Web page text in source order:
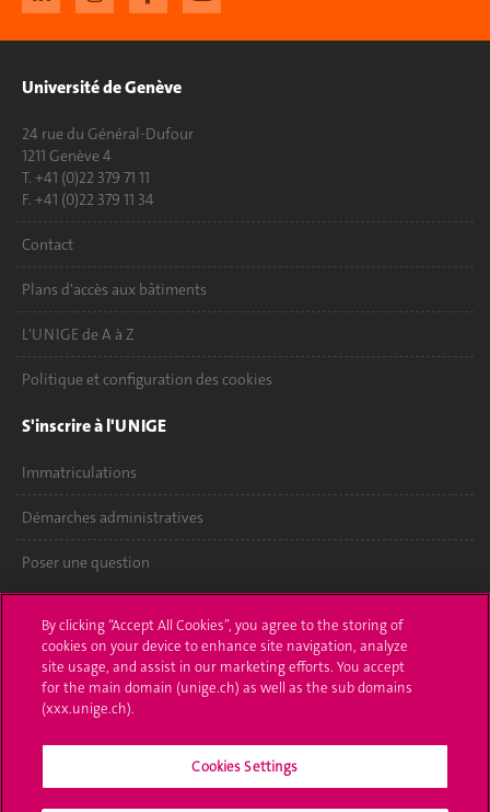
Université de Genève
24 rue du Général-Dufour
1211 Genève 4
T. +41 (0)22 379 71 11
F. +41 (0)22 379 11 34
Contact
Plans d'accès aux bâtiments
L'UNIGE de A à Z
Politique et configuration des cookies
S'inscrire à l'UNIGE
Immatriculations
Démarches administratives
Poser une question
UNIGE Mobile
Médias
Offres d'emploi
Bibliothèque
By clicking “Accept All Cookies”, you agree to the storing of
cookies on your device to enhance site navigation, analyze
site usage, and assist in our marketing efforts. You accept
for the main domain (unige.ch) as well as the sub domains
(xxx.unige.ch).
Cookies Settings